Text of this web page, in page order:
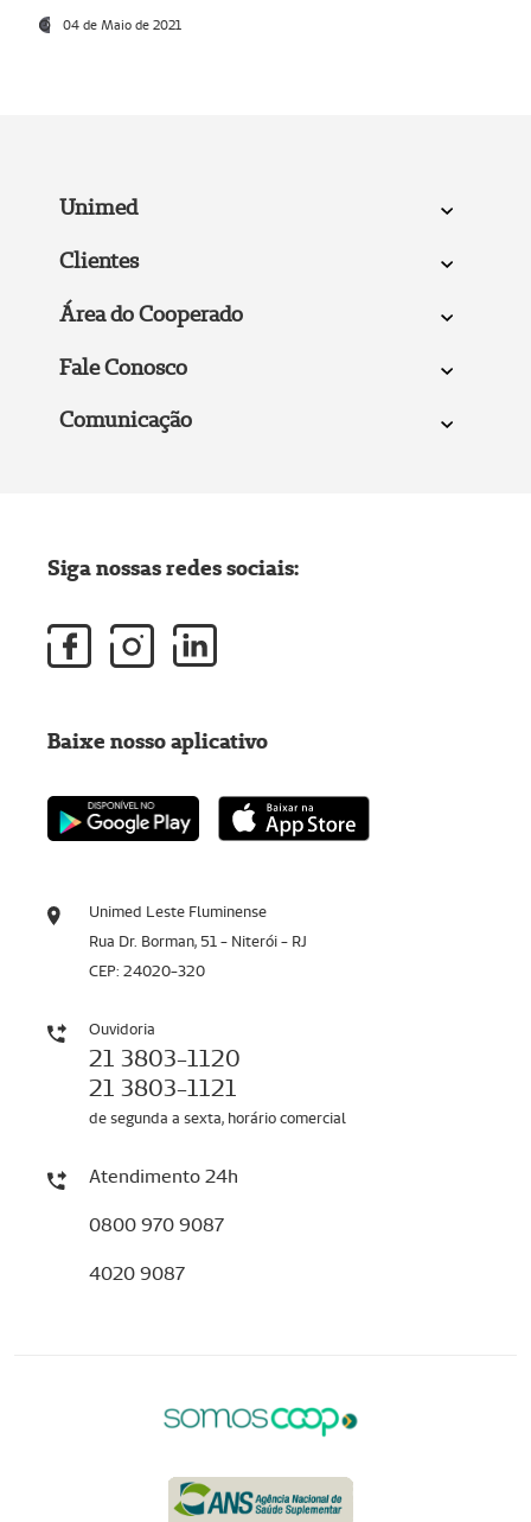
04 de Maio de 2021
Unimed
Clientes
Área do Cooperado
Fale Conosco
Comunicação
Unimed Leste Fluminense
Rua Dr. Borman, 51 - Niterói - RJ
CEP: 24020-320
Ouvidoria
21 3803-1120
21 3803-1121
de segunda a sexta, horário comercial
Atendimento 24h
0800 970 9087
4020 9087
Siga nossas redes sociais:
Baixe nosso aplicativo